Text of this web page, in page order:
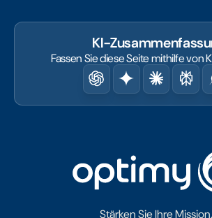
KI-
Fassen Sie diese Seite mithilfe von
Stärken Sie Ihre Mission.